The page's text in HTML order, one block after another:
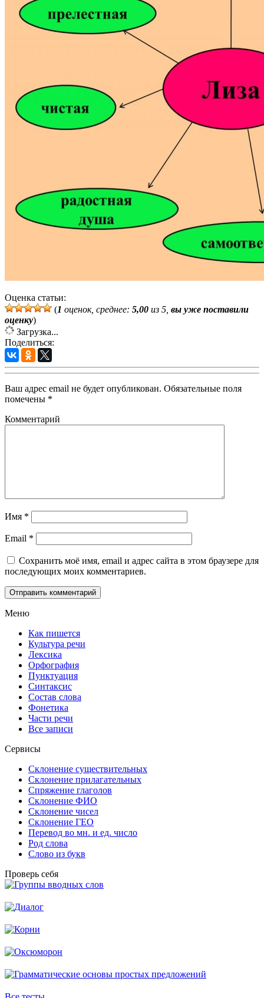
Оценка статьи:
(1 оценок, среднее: 5,00 из 5, вы уже поставили
оценку)
Загрузка...
Поделиться:
Ваш адрес email не будет опубликован. Обязательные поля
помечены *
Комментарий
Имя *
Email *
Сохранить моё имя, email и адрес сайта в этом браузере для
последующих моих комментариев.
Меню
Как пишется
Культура речи
Лексика
Орфография
Пунктуация
Синтаксис
Состав слова
Фонетика
Части речи
Все записи
Сервисы
Склонение существительных
Склонение прилагательных
Спряжение глаголов
Склонение ФИО
Склонение чисел
Склонение ГЕО
Перевод во мн. и ед. число
Род слова
Слово из букв
Проверь себя